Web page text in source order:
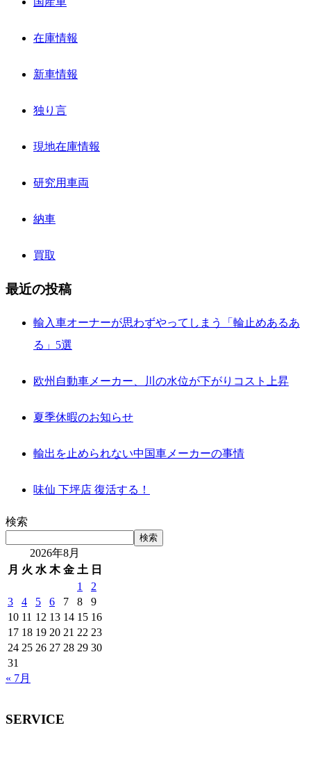
在庫情報
新車情報
独り言
現地在庫情報
研究用車両
納車
買取
最近の投稿
輸入車オーナーが思わずやってしまう「輪止めあるあ
る」5選
欧州自動車メーカー、川の水位が下がりコスト上昇
夏季休暇のお知らせ
輸出を止められない中国車メーカーの事情
味仙 下坪店 復活する！
検索
検索
2026年8月
月 火 水 木 金 土 日
1
2
3
4 5 6 7 8
9
10 11 12 13 14 15 16
17 18 19 20 21 22 23
24 25 26 27 28 29 30
31
« 7月
SERVICE